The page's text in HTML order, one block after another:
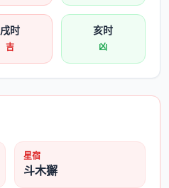
戌时
吉
亥时
凶
星宿
斗木獬